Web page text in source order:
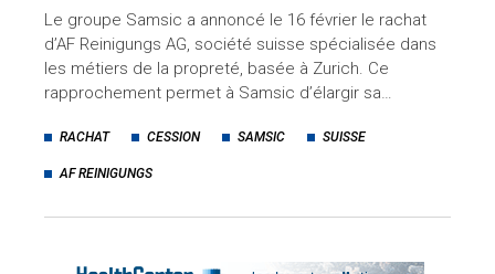
Le groupe Samsic a annoncé le 16 février le rachat
d’AF Reinigungs AG, société suisse spécialisée dans
les métiers de la propreté, basée à Zurich. Ce
rapprochement permet à Samsic d’élargir sa…
RACHAT CESSION SAMSIC SUISSE
AF REINIGUNGS